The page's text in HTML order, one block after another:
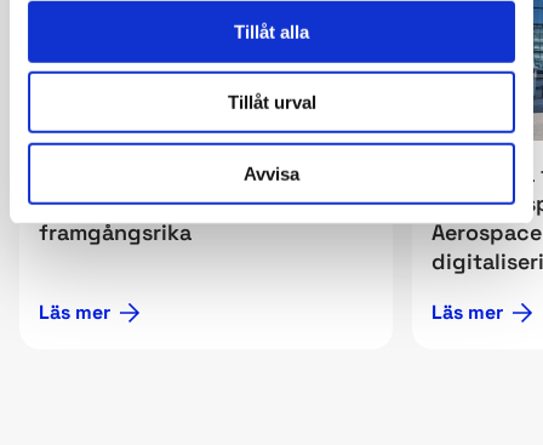
Tillåt alla
Tillåt urval
Avvisa
En gemensam bild av
verksamheten gör oss mer
framgångsrika
Läs mer Läs mer